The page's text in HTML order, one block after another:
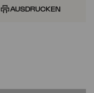
AUSDRUCKEN